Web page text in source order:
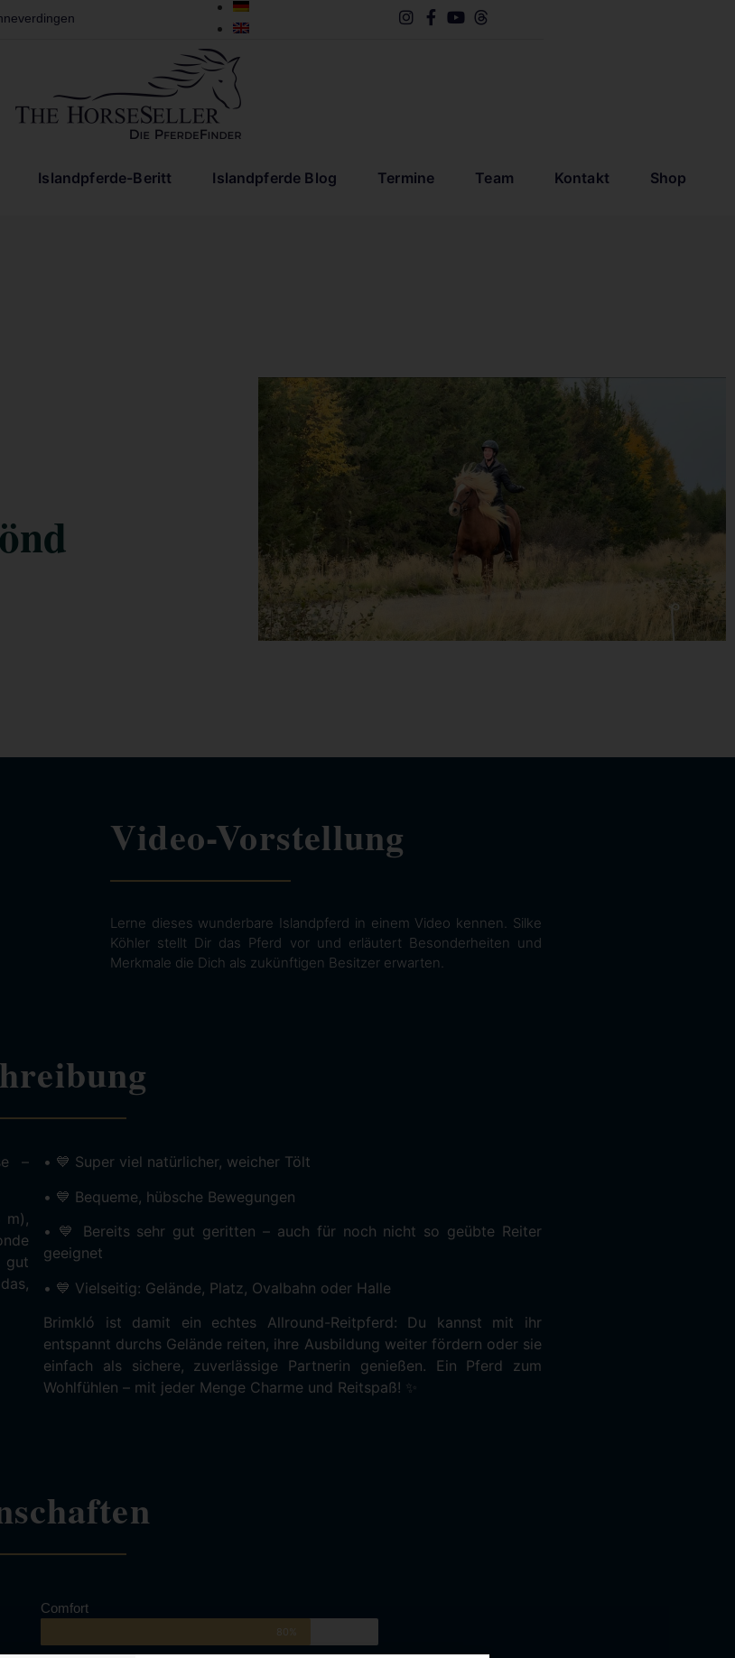
Islandpferde-Beritt Islandpferde Blog Termine Team Kontakt Shop
Video-Vorstellung
Lerne dieses wunderbare Islandpferd in einem Video kennen. Silke
Köhler stellt Dir das Pferd vor und erläutert Besonderheiten und
Merkmale die Dich als zukünftigen Besitzer erwarten.
–
m),
gut
• 💙 Super viel natürlicher, weicher Tölt
• 💙 Bequeme, hübsche Bewegungen
• 💙 Bereits sehr gut geritten – auch für noch nicht so geübte Reiter
geeignet
• 💙 Vielseitig: Gelände, Platz, Ovalbahn oder Halle
Brimkló ist damit ein echtes Allround-Reitpferd: Du kannst mit ihr
entspannt durchs Gelände reiten, ihre Ausbildung weiter fördern oder sie
einfach als sichere, zuverlässige Partnerin genießen. Ein Pferd zum
Wohlfühlen – mit jeder Menge Charme und Reitspaß! ✨
Comfort
80%